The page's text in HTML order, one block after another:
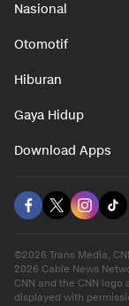
Nasional
Otomotif
Hiburan
Gaya Hidup
Download Apps
©2026 Trans Media,
2026 Cable News
CNN and the CNN
displayed with